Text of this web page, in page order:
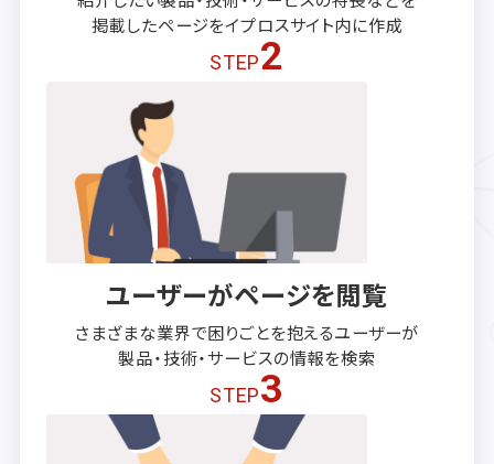
掲載したページをイプロスサイト内に作成
STEP2
ユーザーがページを閲覧
さまざまな業界で困りごとを抱えるユーザーが
製品・技術・サービスの情報を検索
STEP3